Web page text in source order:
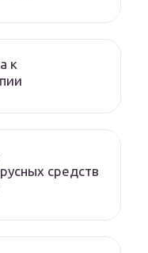
к
средств